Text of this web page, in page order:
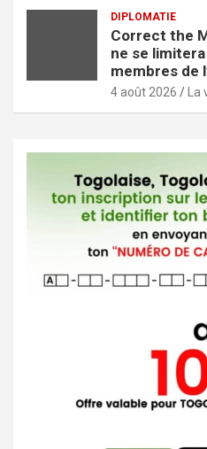
DIPLOMATIE
Correct the
ne se
membres de
4 août 2026 La